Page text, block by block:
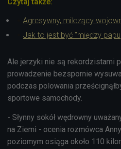
Agresywny, milczący
Jak to jest być "między
Ale jerzyki nie są rekordzistami
prowadzenie bezspornie
podczas polowania
sportowe samochody.
- Słynny sokół wędrowny
na Ziemi - ocenia rozmówca
poziomym osiąga około 110